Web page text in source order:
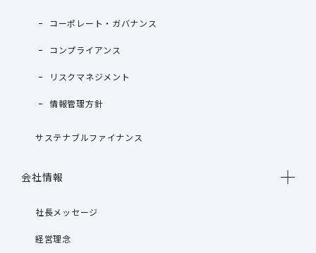
コーポレート・ガバナンス
コンプライアンス
リスクマネジメント
情報管理方針
サステナブルファイナンス
会社情報
社長メッセージ
経営理念